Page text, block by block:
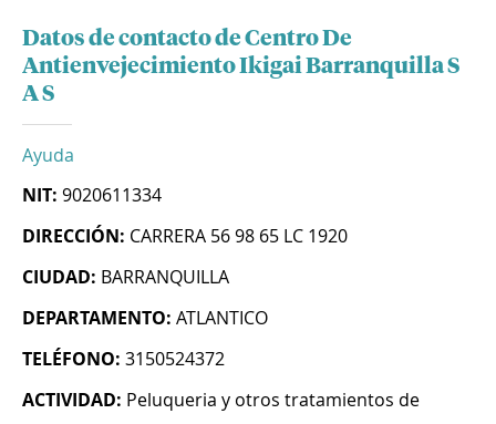
Datos de contacto de Centro De
Antienvejecimiento Ikigai Barranquilla S
A S
Ayuda
NIT: 9020611334
DIRECCIÓN: CARRERA 56 98 65 LC 1920
CIUDAD: BARRANQUILLA
DEPARTAMENTO: ATLANTICO
TELÉFONO: 3150524372
ACTIVIDAD: Peluqueria y otros tratamientos de